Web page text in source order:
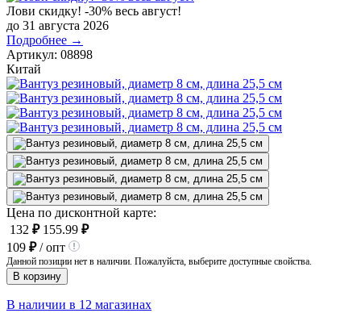
Лови скидку! -30% весь август!
до 31 августа 2026
Подробнее →
Артикул: 08898
Китай
Цена по дисконтной карте:
132 ₽ 155.99 ₽
109 ₽/ опт
Данной позиции нет в наличии. Пожалуйста, выберите доступные свойства.
В корзину
В наличии в 12 магазинах